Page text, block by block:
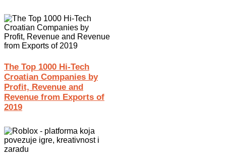
The Top 1000 Hi-Tech
Croatian Companies by
Profit, Revenue and
Revenue from Exports of
2019